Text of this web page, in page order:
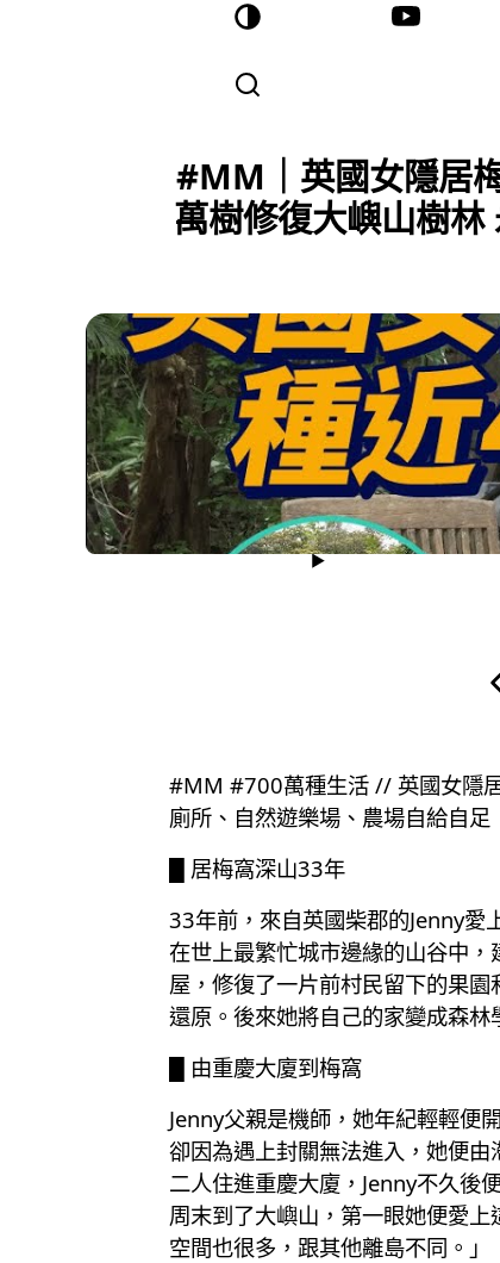
#MM｜英國女隱居
萬樹修復大嶼山樹
#MM #700萬種生活 // 英國女隱
廁所、自然遊樂場、農場自給自足
█ 居梅窩深山33年
33年前，來自英國柴郡的Jenny愛
在世上最繁忙城市邊緣的山谷中
屋，修復了一片前村民留下的果
還原。後來她將自己的家變成森
█ 由重慶大廈到梅窩
Jenny父親是機師，她年紀輕輕便
卻因為遇上封關無法進入，她便由
二人住進重慶大廈，Jenny不久後
周末到了大嶼山，第一眼她便愛
空間也很多，跟其他離島不同。」